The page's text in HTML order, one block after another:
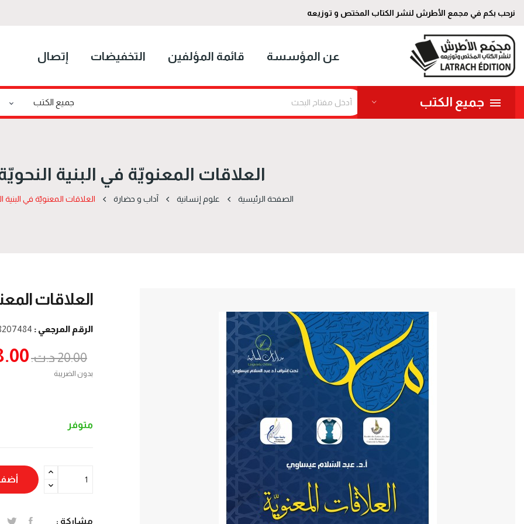
نرحب بكم في مجمع الأطرش لنشر الكتاب المختص و توزيعه
عن المؤسسة قائمة المؤلفين التخفيضات إتصال
جميع الكتب
العلاقات المعنويّة في البنية
الصفحة الرئيسية علوم إنسانية آداب و حضارة العلاقات المعنويّة في البنية
العلاقات
الرقم المرجعي :
20.00 د.ت.‏ 18.00
بدون الضريبة
متوفر
مشاركة :